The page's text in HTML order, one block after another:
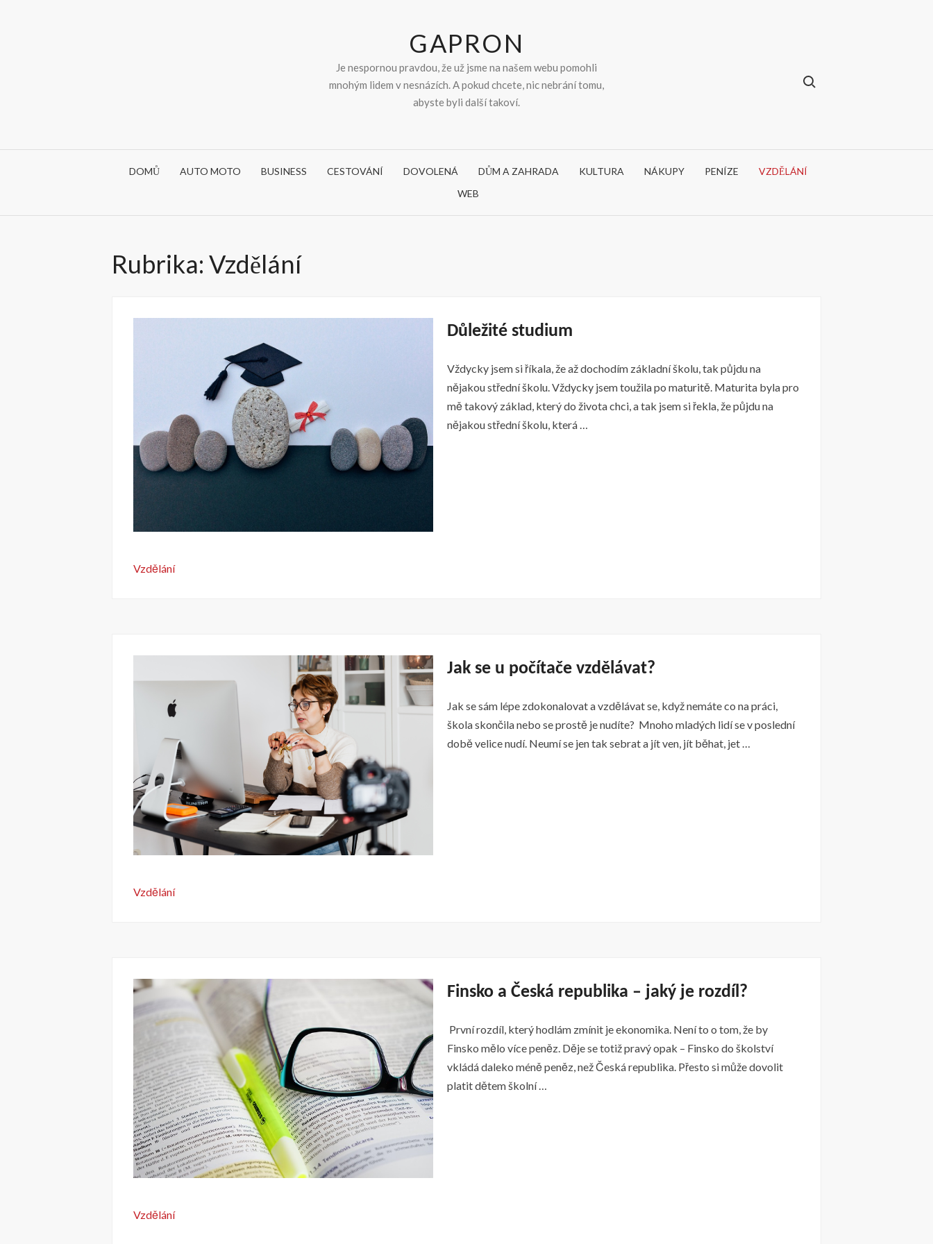
GAPRON
Je nespornou pravdou, že už jsme na našem webu pomohli
mnohým lidem v nesnázích. A pokud chcete, nic nebrání tomu,
abyste byli další takoví.
DOMŮ AUTO MOTO BUSINESS CESTOVÁNÍ DOVOLENÁ DŮM A ZAHRADA KULTURA NÁKUPY PENÍZE
VZDĚLÁNÍ
WEB
Rubrika:Vzdělání
Důležité studium
Vždycky jsem si říkala, že až dochodím základní školu, tak půjdu na
nějakou střední školu. Vždycky jsem toužila po maturitě. Maturita byla pro
mě takový základ, který do života chci, a tak jsem si řekla, že půjdu na
nějakou střední školu, která …
Vzdělání
Jak se u počítače vzdělávat?
Jak se sám lépe zdokonalovat a vzdělávat se, když nemáte co na práci,
škola skončila nebo se prostě je nudíte? Mnoho mladých lidí se v poslední
době velice nudí. Neumí se jen tak sebrat a jít ven, jít běhat, jet …
Vzdělání
Finsko a Česká republika – jaký je rozdíl?
První rozdíl, který hodlám zmínit je ekonomika. Není to o tom, že by
Finsko mělo více peněz. Děje se totiž pravý opak – Finsko do školství
vkládá daleko méně peněz, než Česká republika. Přesto si může dovolit
platit dětem školní …
Vzdělání